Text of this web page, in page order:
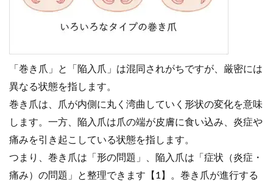
「巻き爪」と「陥入爪」は混同されがちですが、厳密には
異なる状態を指します。
巻き爪は、爪が内側に丸く湾曲していく形状の変化を意味
します。一方、陥入爪は爪の端が皮膚に食い込み、炎症や
痛みを引き起こしている状態を指します。
つまり、巻き爪は「形の問題」、陥入爪は「症状（炎症・
痛み）の問題」と整理できます【1】。巻き爪が進行する